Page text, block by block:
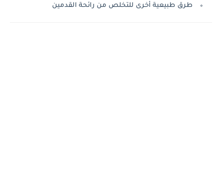
طرق طبيعية أخرى للتخلص من رائحة القدمين